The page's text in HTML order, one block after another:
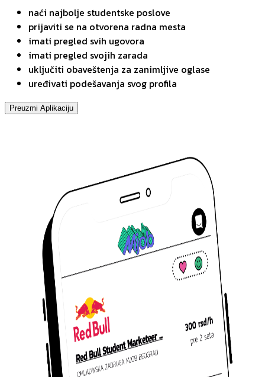
naći najbolje studentske poslove
prijaviti se na otvorena radna mesta
imati pregled svih ugovora
imati pregled svojih zarada
uključiti obaveštenja za zanimljive oglase
uređivati podešavanja svog profila
Preuzmi Aplikaciju